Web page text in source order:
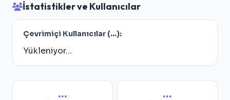
İstatistikler ve Kullanıcılar
Çevrimiçi Kullanıcılar (...):
Yükleniyor...
... ...